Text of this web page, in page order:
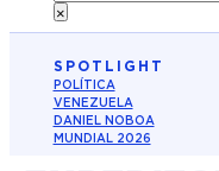
×
SPOTLIGHT
POLÍTICA
VENEZUELA
DANIEL NOBOA
MUNDIAL 2026